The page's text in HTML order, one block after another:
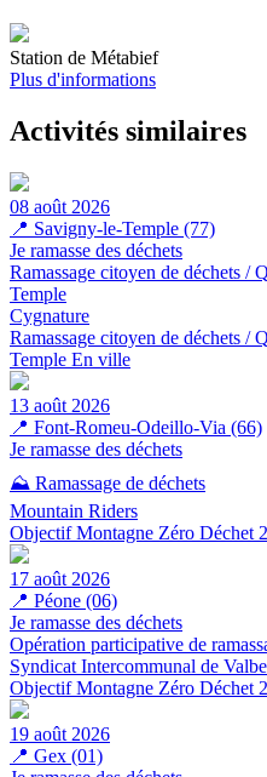
Station de Métabief
Plus d'informations
Activités similaires
08 août 2026
📍 Savigny-le-Temple (77)
Je ramasse des déchets
Ramassage citoyen de déchets /
Temple
Cygnature
Ramassage citoyen de déchets /
Temple En ville
13 août 2026
📍 Font-Romeu-Odeillo-Via (66)
Je ramasse des déchets
⛰️ Ramassage de déchets
Mountain Riders
Objectif Montagne Zéro Déchet
17 août 2026
📍 Péone (06)
Je ramasse des déchets
Opération participative de
Syndicat Intercommunal de
Objectif Montagne Zéro Déchet
19 août 2026
📍 Gex (01)